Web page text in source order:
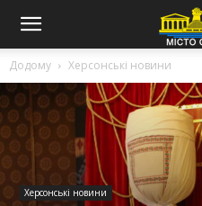
Додому Херсонські новини
Херсонські новини